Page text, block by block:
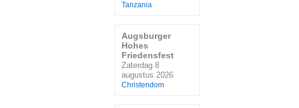
Tanzania
Augsburger
Hohes
Friedensfest
Zaterdag 8
augustus 2026
Christendom